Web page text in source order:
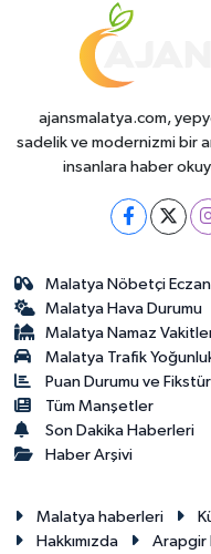
ajansmalatya.com,
sadelik ve modernizmi bir
insanlara haber
Malatya Nöbetçi
Malatya Hava Durumu
Malatya Namaz
Malatya Trafik
Puan Durumu ve Fikstür
Tüm Manşetler
Son Dakika Haberleri
Haber Arşivi
Malatya haberleri
Hakkımızda
Arapgir